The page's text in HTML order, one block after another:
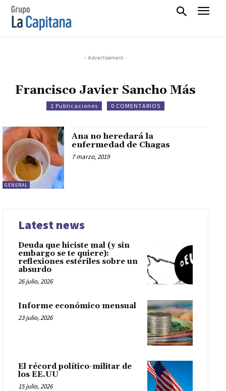
- Advertisement -
Francisco Javier Sancho Más
1 Publicaciones 0 COMENTARIOS
GENERAL
Ana no heredará la
enfermedad de Chagas
7 marzo, 2019
Latest news
Deuda que hiciste mal (y sin
embargo se te quiere):
reflexiones estériles sobre un
absurdo
26 julio, 2026
Informe económico mensual
23 julio, 2026
El récord político-militar de
los EE.UU
15 julio, 2026